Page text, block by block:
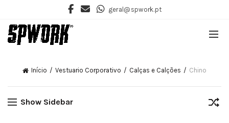
geral@spwork.pt
Início Vestuario Corporativo Calças e Calções Chino
Show Sidebar